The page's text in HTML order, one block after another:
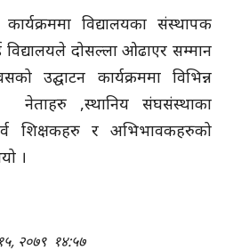
विद्यालयका संस्थापक
विद्यालयले दोसल्ला ओढाएर सम्मान
उद्घाटन कार्यक्रममा विभिन्न
नेताहरु ,स्थानिय संघसंस्थाका
पुर्व शिक्षकहरु र अभिभावकहरुको
।
२०७९ १४:५७